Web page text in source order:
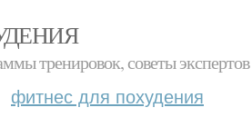
тренировок, советы экспертов
фитнес для похудения